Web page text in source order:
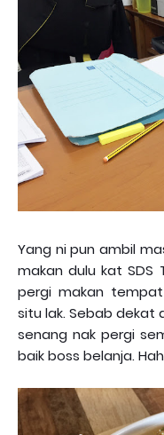
Yang ni pun ambil
makan dulu kat SDS
pergi makan
situ lak. Sebab dekat
senang nak pergi
baik boss belanja.